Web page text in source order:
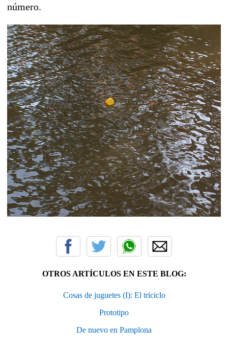
número.
OTROS ARTÍCULOS EN ESTE BLOG:
Cosas de juguetes (I): El triciclo
Prototipo
De nuevo en Pamplona